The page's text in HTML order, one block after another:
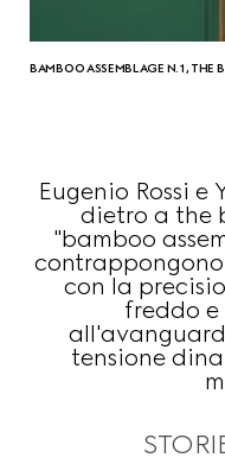
BAMBOO ASSEMBLAGE N.1, THE
Eugenio Rossi
dietro a the
"bamboo
con la
freddo
tensione